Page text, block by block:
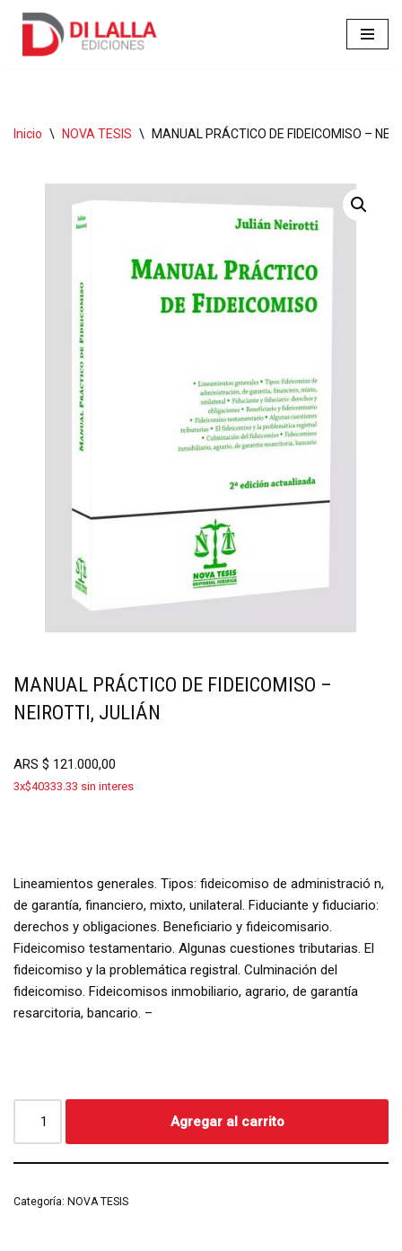
Inicio \ NOVA TESIS \ MANUAL PRÁCTICO DE FIDEICOMISO –
MANUAL PRÁCTICO DE FIDEICOMISO –
NEIROTTI, JULIÁN
ARS $ 121.000,00
3x$40333.33 sin interes
Lineamientos generales. Tipos: fideicomiso de administració n,
de garantía, financiero, mixto, unilateral. Fiduciante y fiduciario:
derechos y obligaciones. Beneficiario y fideicomisario.
Fideicomiso testamentario. Algunas cuestiones tributarias. El
fideicomiso y la problemática registral. Culminación del
fideicomiso. Fideicomisos inmobiliario, agrario, de garantía
resarcitoria, bancario. –
Agregar al carrito
Categoría: NOVA TESIS